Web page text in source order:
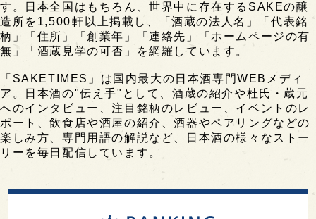
す。日本全国はもちろん、世界中に存在するSAKEの醸
造所を1,500軒以上掲載し、「酒蔵の法人名」「代表銘
柄」「住所」「創業年」「連絡先」「ホームページの有
無」「酒蔵見学の可否」を網羅しています。
「SAKETIMES」は国内最大の日本酒専門WEBメディ
ア。日本酒の"伝え手"として、酒蔵の紹介や杜氏・蔵元
へのインタビュー、注目銘柄のレビュー、イベントのレ
ポート、飲食店や酒屋の紹介、酒器やペアリングなどの
楽しみ方、専門用語の解説など、日本酒の様々なストー
リーを毎日配信しています。